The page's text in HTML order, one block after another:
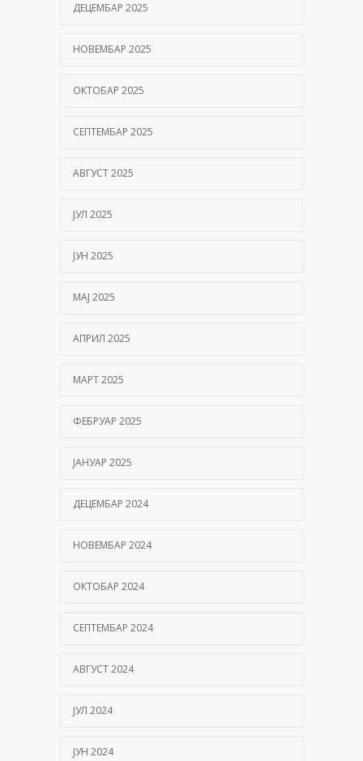
ДЕЦЕМБАР 2025
НОВЕМБАР 2025
ОКТОБАР 2025
СЕПТЕМБАР 2025
АВГУСТ 2025
ЈУЛ 2025
ЈУН 2025
МАЈ 2025
АПРИЛ 2025
МАРТ 2025
ФЕБРУАР 2025
ЈАНУАР 2025
ДЕЦЕМБАР 2024
НОВЕМБАР 2024
ОКТОБАР 2024
СЕПТЕМБАР 2024
АВГУСТ 2024
ЈУЛ 2024
ЈУН 2024